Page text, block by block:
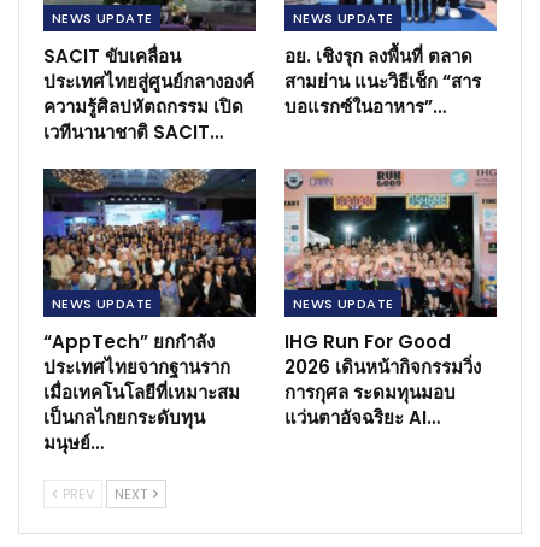
NEWS​ UPDATE
SACIT ขับเคลื่อน
ประเทศไทยสู่ศูนย์กลางองค์
ความรู้ศิลปหัตถกรรม เปิด
เวทีนานาชาติ SACIT…
NEWS​ UPDATE
อย. เชิงรุก ลงพื้นที่ ตลาด
สามย่าน แนะวิธีเช็ก “สาร
บอแรกซ์ในอาหาร”…
NEWS​ UPDATE
“AppTech” ยกกำลัง
ประเทศไทยจากฐานราก
เมื่อเทคโนโลยีที่เหมาะสม
เป็นกลไกยกระดับทุน
มนุษย์…
NEWS​ UPDATE
IHG Run For Good
2026 เดินหน้ากิจกรรมวิ่ง
การกุศล ระดมทุนมอบ
แว่นตาอัจฉริยะ AI…
PREV NEXT